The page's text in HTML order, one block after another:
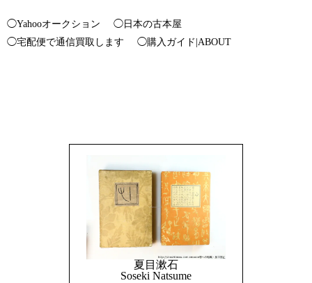
◯Yahooオークション
◯日本の古本屋
◯宅配便で通信買取します
◯購入ガイド|ABOUT
夏目漱石
Soseki Natsume